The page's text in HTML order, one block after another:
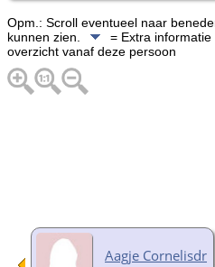
Opm.: Scroll eventueel naar
kunnen zien.
= Extra informatie
overzicht vanaf deze persoon
Aagje Cornelisdr